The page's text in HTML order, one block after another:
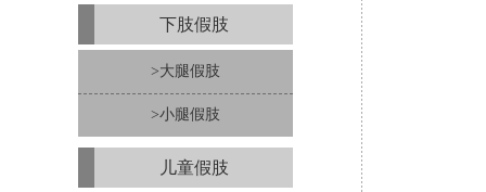
下肢假肢
>大腿假肢
>小腿假肢
儿童假肢